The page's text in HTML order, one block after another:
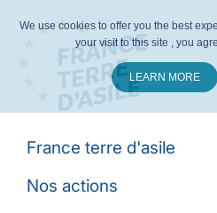
France terre d'asile
Nos actions
We use cookies to offer you the best
your visit to this site , you
LEARN MORE